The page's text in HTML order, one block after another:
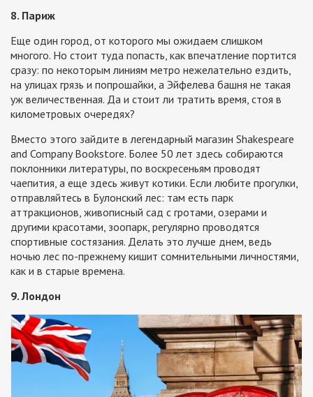
8. Париж
Еще один город, от которого мы ожидаем слишком
многого. Но стоит туда попасть, как впечатление портится
сразу: по некоторым линиям метро нежелательно ездить,
на улицах грязь и попрошайки, а Эйфелева башня не такая
уж величественная. Да и стоит ли тратить время, стоя в
километровых очередях?
Вместо этого зайдите в легендарный магазин Shakespeare
and Company Bookstore. Более 50 лет здесь собираются
поклонники литературы, по воскресеньям проводят
чаепития, а еще здесь живут котики. Если любите прогулки,
отправляйтесь в Булонский лес: там есть парк
аттракционов, живописный сад с гротами, озерами и
другими красотами, зоопарк, регулярно проводятся
спортивные состязания. Делать это лучше днем, ведь
ночью лес по-прежнему кишит сомнительными личностями,
как и в старые времена.
9. Лондон